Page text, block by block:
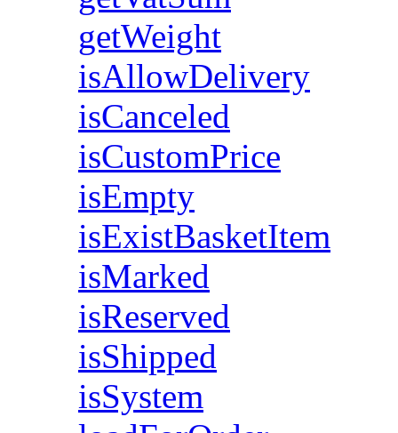
getWeight
isAllowDelivery
isCanceled
isCustomPrice
isEmpty
isExistBasketItem
isMarked
isReserved
isShipped
isSystem